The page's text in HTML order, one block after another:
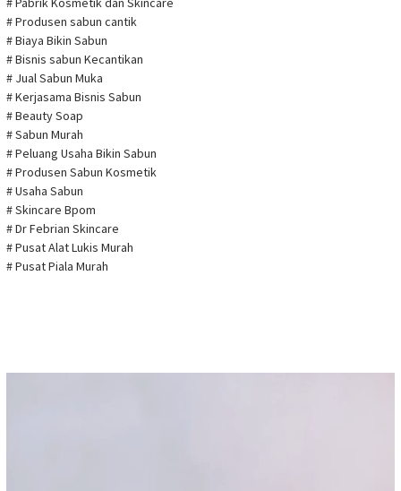
# Produsen sabun cantik
# Biaya Bikin Sabun
# Bisnis sabun Kecantikan
# Jual Sabun Muka
# Kerjasama Bisnis Sabun
# Beauty Soap
# Sabun Murah
# Peluang Usaha Bikin Sabun
# Produsen Sabun Kosmetik
# Usaha Sabun
# Skincare Bpom
# Dr Febrian Skincare
# Pusat Alat Lukis Murah
# Pusat Piala Murah